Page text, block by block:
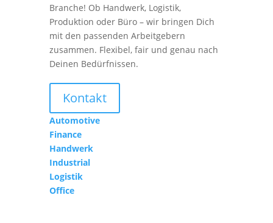
Branche! Ob Handwerk, Logistik,
Produktion oder Büro – wir bringen Dich
mit den passenden Arbeitgebern
zusammen. Flexibel, fair und genau nach
Deinen Bedürfnissen.
Kontakt
Automotive
Finance
Handwerk
Industrial
Logistik
Office